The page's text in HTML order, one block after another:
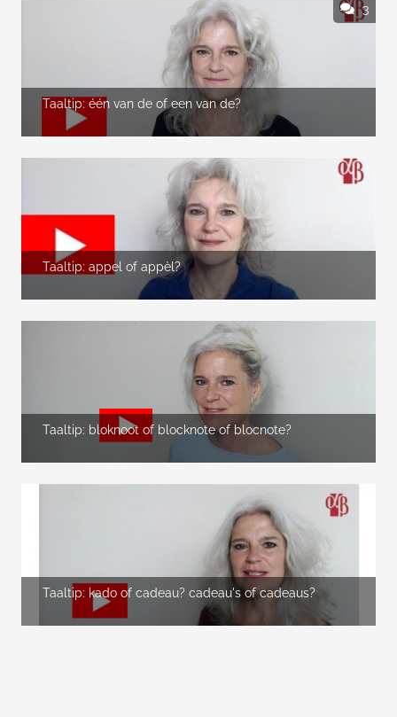
3
Taaltip: één van de of een van de?
Taaltip: appel of appèl?
Taaltip: bloknoot of blocknote of blocnote?
Taaltip: kado of cadeau? cadeau's of cadeaus?